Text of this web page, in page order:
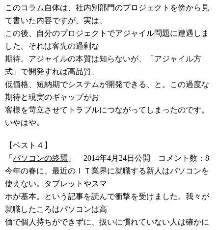
このコラム自体は、社内別部門のプロジェクトを傍から見
て書いた内容ですが、実は、
この後、自分のプロジェクトでアジャイル問題に遭遇しま
した。それは客先の過剰な
期待。アジャイルの本質は知らないが、「アジャイル方
式」で開発すれば高品質、
低価格、短納期でシステムが開発できる、と。この過度な
期待と現実のギャップがお
客様を苛立させてトラブルにつながってしまったのです。
いやはや。
【ベスト４】
「 パソコンの終焉 」 2014年4月24日公開 コメント数：8
今年の春に、最近のＩＴ業界に就職する新人はパソコンを
使えない。タブレットやスマ
ホが基本。という記事を読んで衝撃を受けました。我々が
就職したころはパソコンは高
価で個人持ちができずに、扱いに慣れていない人は確かに